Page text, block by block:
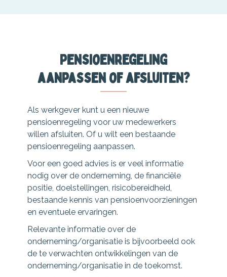
Pensioenregeling
aanpassen of afsluiten?
Als werkgever kunt u een nieuwe
pensioenregeling voor uw medewerkers
willen afsluiten. Of u wilt een bestaande
pensioenregeling aanpassen.
Voor een goed advies is er veel informatie
nodig over de onderneming, de financiële
positie, doelstellingen, risicobereidheid,
bestaande kennis van pensioenvoorzieningen
en eventuele ervaringen.
Relevante informatie over de
onderneming/organisatie is bijvoorbeeld ook
de te verwachten ontwikkelingen van de
onderneming/organisatie in de toekomst.